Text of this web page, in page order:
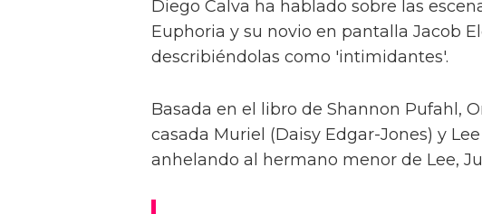
Diego Calva ha hablado sobre las
Euphoria y su novio en pantalla Jacob
describiéndolas como 'intimidantes'.
Basada en el libro de Shannon Pufahl,
casada Muriel (Daisy Edgar-Jones) y
anhelando al hermano menor de Lee,